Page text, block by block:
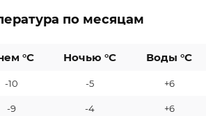
по месяцам
°C Ночью °C Воды °C
-10 -5 +6
-9 -4 +6